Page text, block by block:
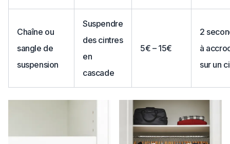
Chaîne ou
sangle de
suspension
Suspendre
des cintres
en
cascade
5€ – 15€
2
à
sur un